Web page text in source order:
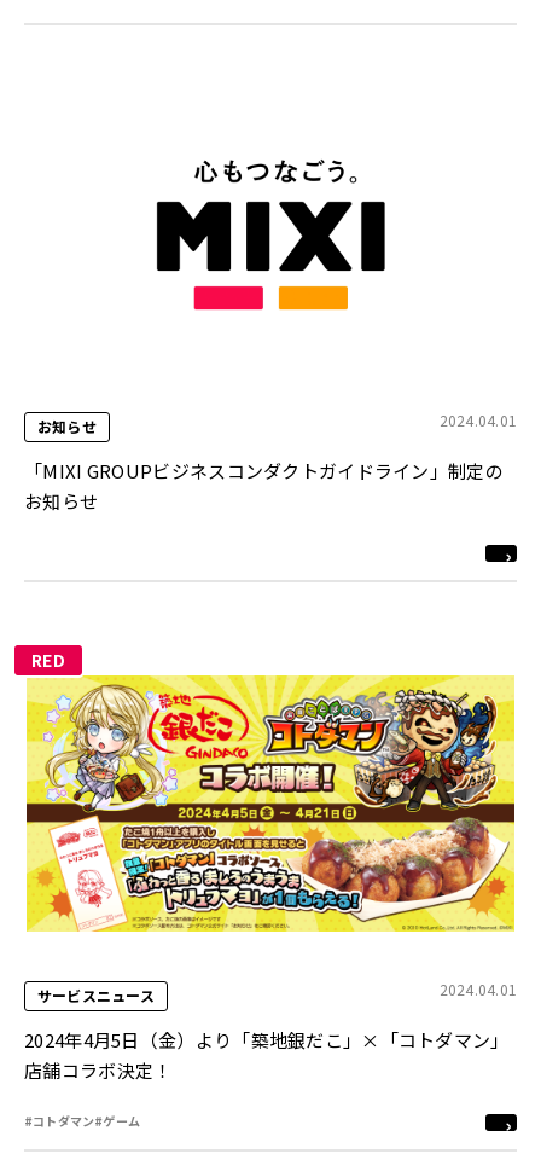
お知らせ 2024.04.01
「MIXI GROUPビジネスコンダクトガイドライン」制定の
お知らせ
RED
サービスニュース 2024.04.01
2024年4月5日（金）より「築地銀だこ」×「コトダマン」
店舗コラボ決定！
#コトダマン#ゲーム